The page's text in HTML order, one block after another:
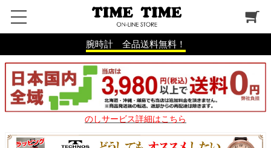
腕時計 全品送料無料！
のしサービス詳細はこちら